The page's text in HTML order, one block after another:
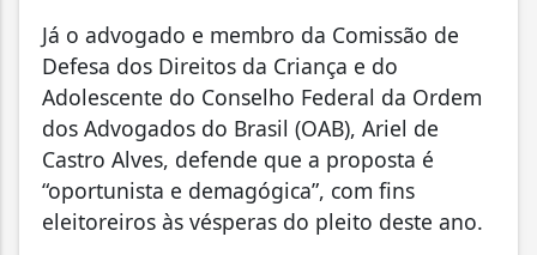
Já o advogado e membro da Comissão de
Defesa dos Direitos da Criança e do
Adolescente do Conselho Federal da Ordem
dos Advogados do Brasil (OAB), Ariel de
Castro Alves, defende que a proposta é
“oportunista e demagógica”, com fins
eleitoreiros às vésperas do pleito deste ano.